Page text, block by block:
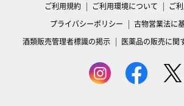
ご利用規約 ご利用環境について
ご
プライバシーポリシー
古物営業法に
酒類販売管理者標識の掲示
医薬品の販売に関